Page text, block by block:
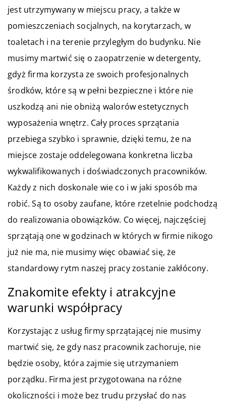
jest utrzymywany w miejscu pracy, a także w
pomieszczeniach socjalnych, na korytarzach, w
toaletach i na terenie przyległym do budynku. Nie
musimy martwić się o zaopatrzenie w detergenty,
gdyż firma korzysta ze swoich profesjonalnych
środków, które są w pełni bezpieczne i które nie
uszkodzą ani nie obniżą walorów estetycznych
wyposażenia wnętrz. Cały proces sprzątania
przebiega szybko i sprawnie, dzięki temu, że na
miejsce zostaje oddelegowana konkretna liczba
wykwalifikowanych i doświadczonych pracowników.
Każdy z nich doskonale wie co i w jaki sposób ma
robić. Są to osoby zaufane, które rzetelnie podchodzą
do realizowania obowiązków. Co więcej, najczęściej
sprzątają one w godzinach w których w firmie nikogo
już nie ma, nie musimy więc obawiać się, że
standardowy rytm naszej pracy zostanie zakłócony.
Znakomite efekty i atrakcyjne
warunki współpracy
Korzystając z usług firmy sprzątającej nie musimy
martwić się, że gdy nasz pracownik zachoruje, nie
będzie osoby, która zajmie się utrzymaniem
porządku. Firma jest przygotowana na różne
okoliczności i może bez trudu przysłać do nas